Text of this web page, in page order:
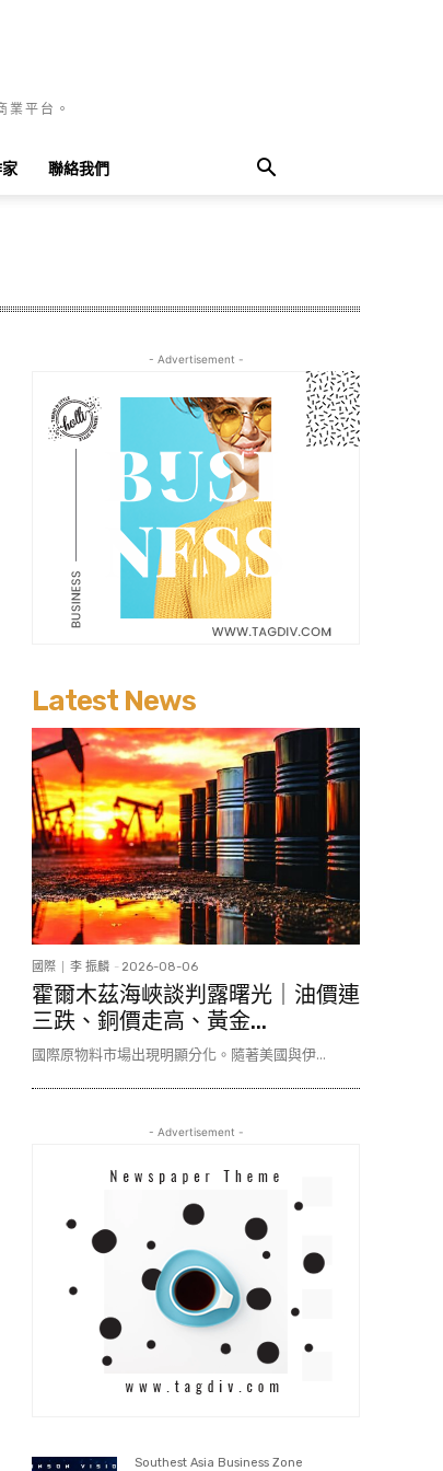
業平台。
聯絡我們
- Advertisement -
Latest News
國際 李 振麟 - 2026-08-06
霍爾木茲海峽談判露曙光｜油價連
三跌、銅價走高、黃金...
國際原物料市場出現明顯分化。隨著美國與伊...
- Advertisement -
Southest Asia Business Zone